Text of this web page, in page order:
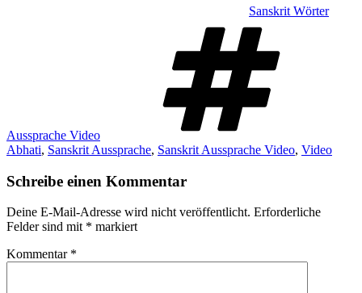
Sanskrit Wörter
Aussprache Video
Abhati, Sanskrit Aussprache, Sanskrit Aussprache Video, Video
Schreibe einen Kommentar
Deine E-Mail-Adresse wird nicht veröffentlicht. Erforderliche
Felder sind mit * markiert
Kommentar *